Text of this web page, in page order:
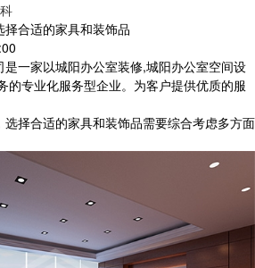
合适的家具和装饰品
一家以城阳办公室装修,城阳办公室空间设
的专业化服务型企业。为客户提供优质的服
选择合适的家具和装饰品需要综合考虑多方面